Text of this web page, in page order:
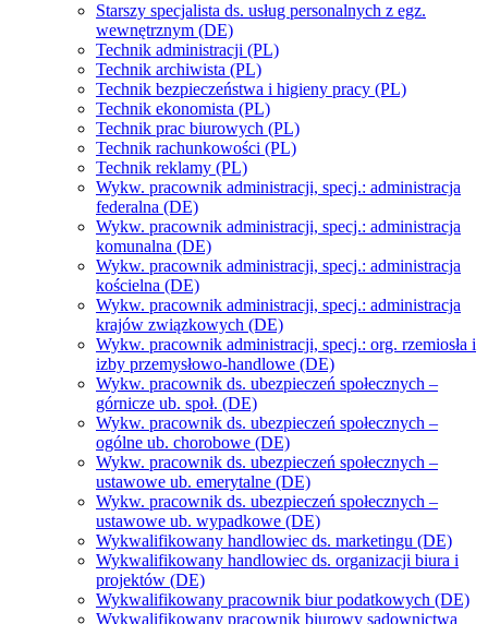
Starszy specjalista ds. usług personalnych z egz.
wewnętrznym (DE)
Technik administracji (PL)
Technik archiwista (PL)
Technik bezpieczeństwa i higieny pracy (PL)
Technik ekonomista (PL)
Technik prac biurowych (PL)
Technik rachunkowości (PL)
Technik reklamy (PL)
Wykw. pracownik administracji, specj.: administracja
federalna (DE)
Wykw. pracownik administracji, specj.: administracja
komunalna (DE)
Wykw. pracownik administracji, specj.: administracja
kościelna (DE)
Wykw. pracownik administracji, specj.: administracja
krajów związkowych (DE)
Wykw. pracownik administracji, specj.: org. rzemiosła i
izby przemysłowo-handlowe (DE)
Wykw. pracownik ds. ubezpieczeń społecznych –
górnicze ub. społ. (DE)
Wykw. pracownik ds. ubezpieczeń społecznych –
ogólne ub. chorobowe (DE)
Wykw. pracownik ds. ubezpieczeń społecznych –
ustawowe ub. emerytalne (DE)
Wykw. pracownik ds. ubezpieczeń społecznych –
ustawowe ub. wypadkowe (DE)
Wykwalifikowany handlowiec ds. marketingu (DE)
Wykwalifikowany handlowiec ds. organizacji biura i
projektów (DE)
Wykwalifikowany pracownik biur podatkowych (DE)
Wykwalifikowany pracownik biurowy sądownictwa